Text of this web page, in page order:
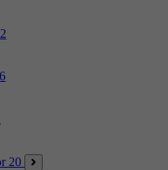
2
6
20